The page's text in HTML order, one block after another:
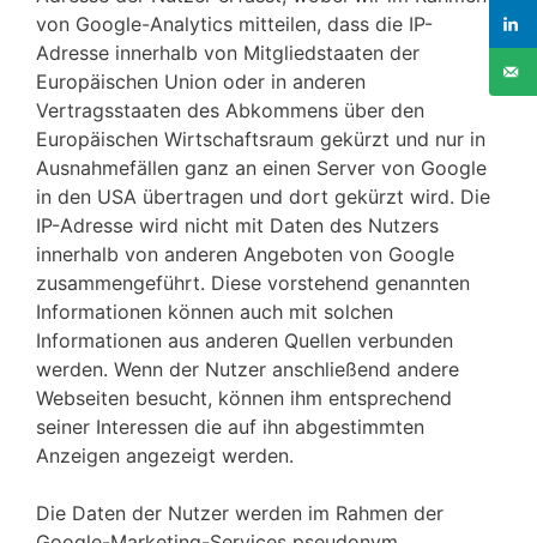
von Google-Analytics mitteilen, dass die IP-
Adresse innerhalb von Mitgliedstaaten der
Europäischen Union oder in anderen
Vertragsstaaten des Abkommens über den
Europäischen Wirtschaftsraum gekürzt und nur in
Ausnahmefällen ganz an einen Server von Google
in den USA übertragen und dort gekürzt wird. Die
IP-Adresse wird nicht mit Daten des Nutzers
innerhalb von anderen Angeboten von Google
zusammengeführt. Diese vorstehend genannten
Informationen können auch mit solchen
Informationen aus anderen Quellen verbunden
werden. Wenn der Nutzer anschließend andere
Webseiten besucht, können ihm entsprechend
seiner Interessen die auf ihn abgestimmten
Anzeigen angezeigt werden.
Die Daten der Nutzer werden im Rahmen der